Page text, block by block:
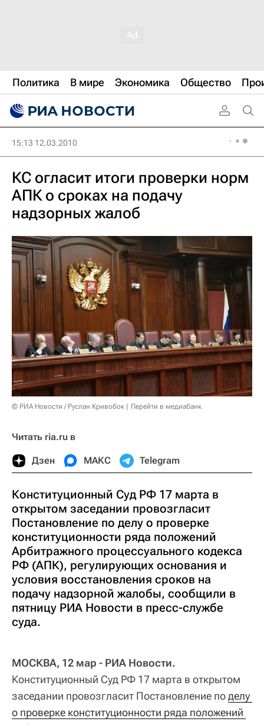
Политика В мире Экономика Общество
15:13 12.03.2010
КС огласит итоги проверки норм
АПК о сроках на подачу
надзорных жалоб
© РИА Новости / Руслан Кривобок Перейти в медиабанк
Читать ria.ru в
Дзен МАКС Telegram
Конституционный Суд РФ 17 марта в
открытом заседании провозгласит
Постановление по делу о проверке
конституционности ряда положений
Арбитражного процессуального кодекса
РФ (АПК), регулирующих основания и
условия восстановления сроков на
подачу надзорной жалобы, сообщили в
пятницу РИА Новости в пресс-службе
суда.
МОСКВА, 12 мар - РИА Новости.
Конституционный Суд РФ 17 марта в открытом
заседании провозгласит Постановление поделу
о проверке конституционности ряда положений